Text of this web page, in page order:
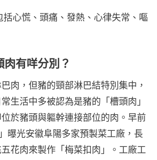
括心慌、頭痛、發熱、心律失常、嘔
有咩分別？
肉，但豬的頸部淋巴結特別集中，
生活中多被認為是豬的「槽頭肉」
位於豬頭與軀幹連接部位的肉。早前
曝光安徽阜陽多家預製菜工廠，長
花肉來製作「梅菜扣肉」。工廠工